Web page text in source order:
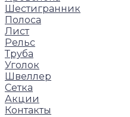
Шестигранник
Полоса
Лист
Рельс
Труба
Уголок
Швеллер
Сетка
Акции
Контакты